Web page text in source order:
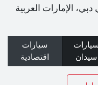
الإمارات العربية
سيارات
اقتصادية
سيارات
سيدان